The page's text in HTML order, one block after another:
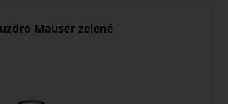
Mauser zelené